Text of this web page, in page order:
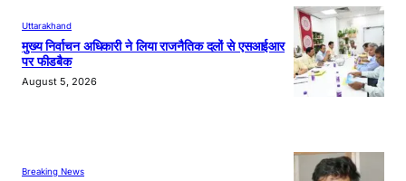
Uttarakhand
मुख्य निर्वाचन अधिकारी ने लिया राजनैतिक दलों से एसआईआर
पर फीडबैक
August 5, 2026
Breaking News